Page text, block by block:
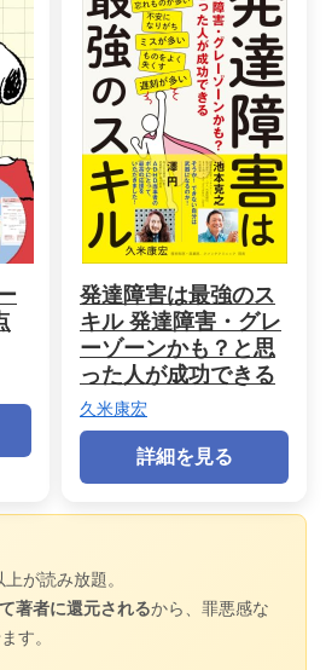
発達障害は最強のス
キル 発達障害・グレ
ーゾーンかも？と思
った人が成功できる
久米康宏
詳細を見る
が読み放題。
著者に還元されるから、罪悪感な
す。